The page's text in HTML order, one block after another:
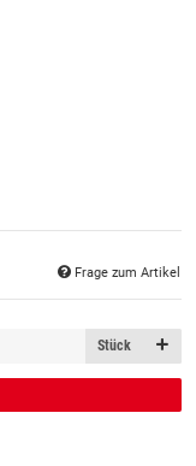
Frage zum Artikel
Stück